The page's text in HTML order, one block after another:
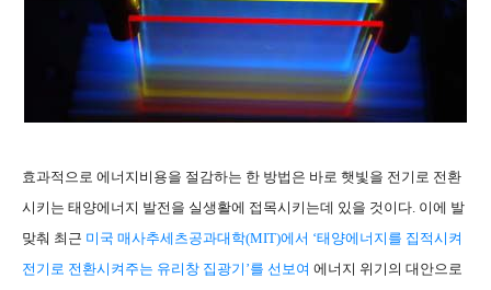
효과적으로 에너지비용을 절감하는 한 방법은 바로 햇빛을 전기로 전환
시키는 태양에너지 발전을 실생활에 접목시키는데 있을 것이다. 이에 발
맞춰 최근 미국 매사추세츠공과대학(MIT)에서 ‘태양에너지를 집적시켜
전기로 전환시켜주는 유리창 집광기’를 선보여 에너지 위기의 대안으로